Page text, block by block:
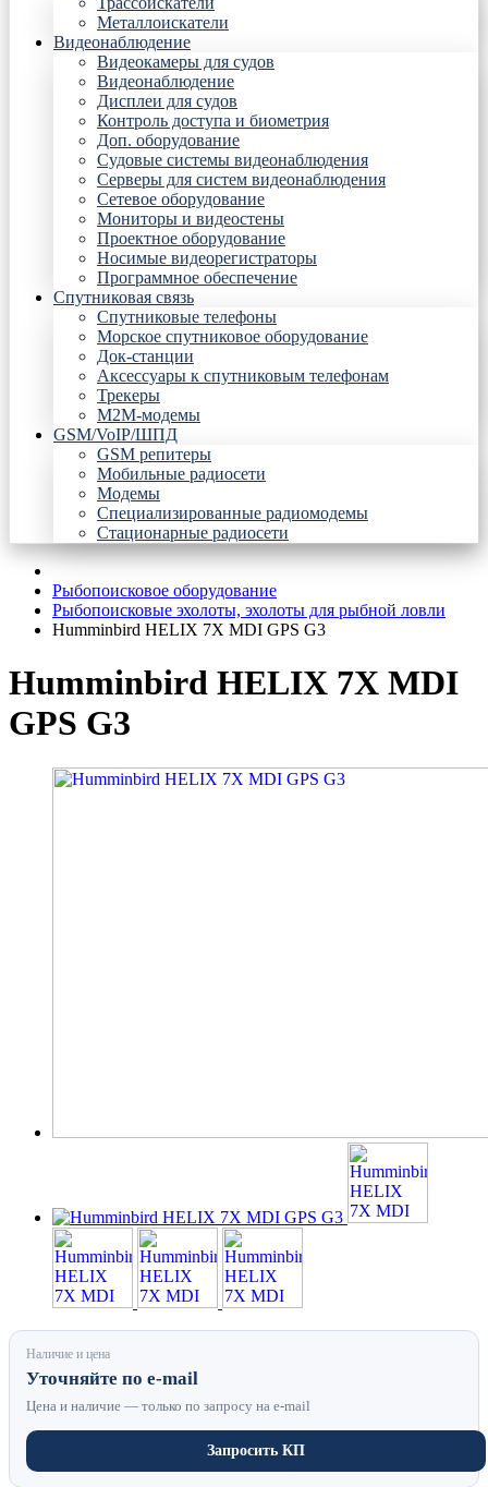
Металлоискатели
Видеонаблюдение
Видеокамеры для судов
Видеонаблюдение
Дисплеи для судов
Контроль доступа и биометрия
Доп. оборудование
Судовые системы видеонаблюдения
Серверы для систем видеонаблюдения
Сетевое оборудование
Мониторы и видеостены
Проектное оборудование
Носимые видеорегистраторы
Программное обеспечение
Спутниковая связь
Спутниковые телефоны
Морское спутниковое оборудование
Док-станции
Аксессуары к спутниковым телефонам
Трекеры
М2М-модемы
GSM/VoIP/ШПД
GSM репитеры
Мобильные радиосети
Модемы
Специализированные радиомодемы
Стационарные радиосети
Рыбопоисковое оборудование
Рыбопоисковые эхолоты, эхолоты для рыбной ловли
Humminbird HELIX 7X MDI GPS G3
Humminbird HELIX 7X MDI
GPS G3
Наличие и цена
Уточняйте по e-mail
Цена и наличие — только по запросу на e-mail
Запросить КП